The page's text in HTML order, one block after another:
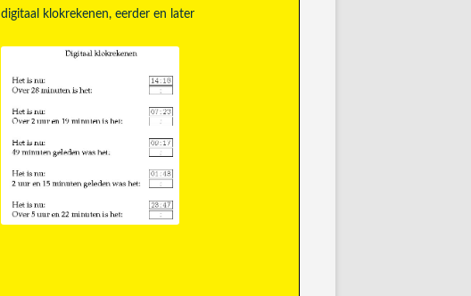
digitaal klokrekenen, eerder en later